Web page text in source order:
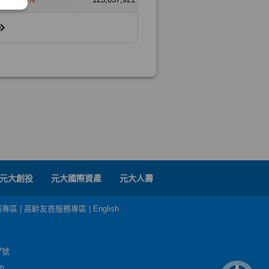
元大創投 元大國際資產 元大人壽
區 高齡友善服務專區 English
號